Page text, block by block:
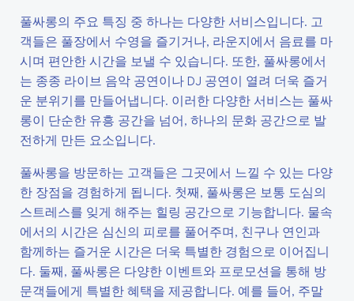
풀싸롱의 주요 특징 중 하나는 다양한 서비스입니다. 고
객들은 풀장에서 수영을 즐기거나, 라운지에서 음료를 마
시며 편안한 시간을 보낼 수 있습니다. 또한, 풀싸롱에서
는 종종 라이브 음악 공연이나 DJ 공연이 열려 더욱 즐거
운 분위기를 만들어냅니다. 이러한 다양한 서비스는 풀싸
롱이 단순한 유흥 공간을 넘어, 하나의 문화 공간으로 발
전하게 만든 요소입니다.
풀싸롱을 방문하는 고객들은 그곳에서 느낄 수 있는 다양
한 장점을 경험하게 됩니다. 첫째, 풀싸롱은 보통 도심의
스트레스를 잊게 해주는 힐링 공간으로 기능합니다. 물속
에서의 시간은 심신의 피로를 풀어주며, 친구나 연인과
함께하는 즐거운 시간은 더욱 특별한 경험으로 이어집니
다. 둘째, 풀싸롱은 다양한 이벤트와 프로모션을 통해 방
문객들에게 특별한 혜택을 제공합니다. 예를 들어, 주말